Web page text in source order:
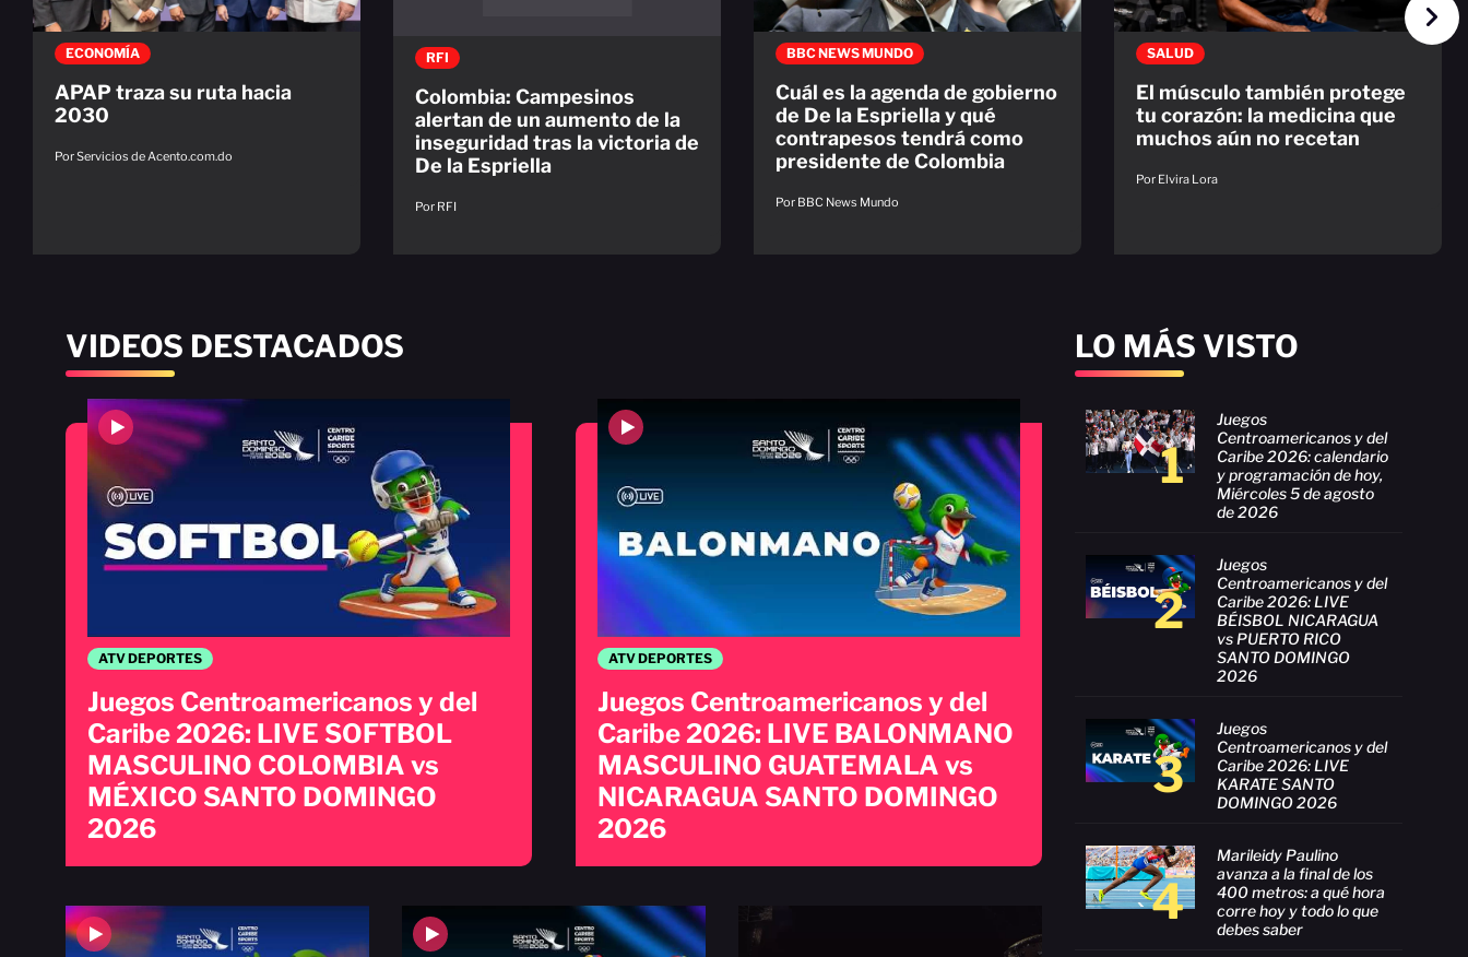
ECONOMÍA
APAP traza su ruta hacia
2030
Por Servicios de Acento.com.do
RFI
Colombia: Campesinos
alertan de un aumento de la
inseguridad tras la victoria de
De la Espriella
Por RFI
BBC NEWS MUNDO
Cuál es la agenda de gobierno
de De la Espriella y qué
contrapesos tendrá como
presidente de Colombia
Por BBC News Mundo
SALUD
El músculo también protege
tu corazón: la medicina que
muchos aún no recetan
Por Elvira Lora
LO MÁS VISTO
1
Juegos
Centroamericanos y del
Caribe 2026: calendario
y programación de hoy,
Miércoles 5 de agosto
de 2026
2
Juegos
Centroamericanos y del
Caribe 2026: LIVE
BÉISBOL NICARAGUA
vs PUERTO RICO
SANTO DOMINGO
2026
3
Juegos
Centroamericanos y del
Caribe 2026: LIVE
KARATE SANTO
DOMINGO 2026
4
Marileidy Paulino
avanza a la final de los
400 metros: a qué hora
corre hoy y todo lo que
debes saber
VIDEOS DESTACADOS
ATV DEPORTES
Juegos Centroamericanos y del
Caribe 2026: LIVE SOFTBOL
MASCULINO COLOMBIA vs
MÉXICO SANTO DOMINGO
2026
ATV DEPORTES
Juegos Centroamericanos y del
Caribe 2026: LIVE BALONMANO
MASCULINO GUATEMALA vs
NICARAGUA SANTO DOMINGO
2026